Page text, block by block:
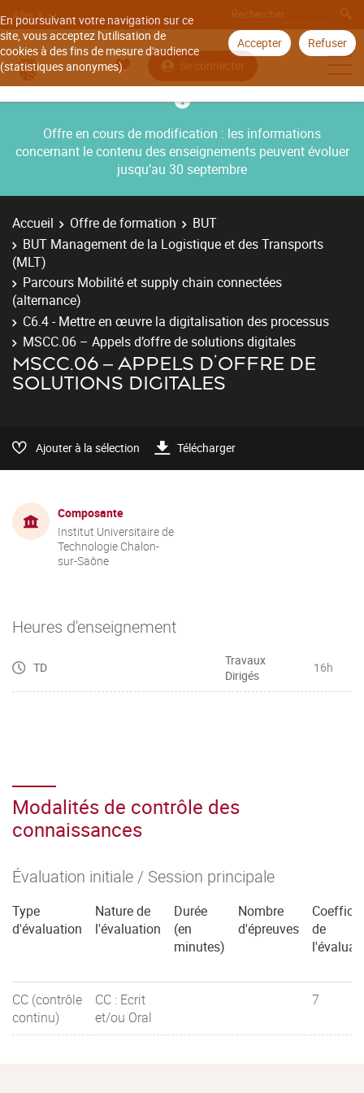
En poursuivant votre navigation sur ce
site, vous acceptez l'utilisation de
cookies à des fins de mesure d'audience
(statistiques anonymes).
Accepter Refuser
Aller à
Se connecter
Offre en cours de modification : les informations
concernant le contenu des enseignements peuvent évoluer
jusqu’au 30 septembre
Accueil Offre de formation
BUT
BUT Management de la Logistique et des Transports
(MLT)
Parcours Mobilité et supply chain connectées
(alternance)
C6.4 - Mettre en œuvre la digitalisation des processus
MSCC.06 – Appels d’offre de solutions digitales
MSCC.06 – APPELS D’OFFRE DE
SOLUTIONS DIGITALES
Ajouter à la sélection Télécharger
Composante
Institut Universitaire de
Technologie Chalon-
sur-Saône
Heures d'enseignement
TD
Travaux
Dirigés
16h
Modalités de contrôle des
connaissances
Évaluation initiale / Session principale
Type
d'évaluation
Nature de
l'évaluation
Durée
(en
minutes)
Nombre
d'épreuves
de
CC (contrôle
continu)
CC : Ecrit
et/ou Oral
7